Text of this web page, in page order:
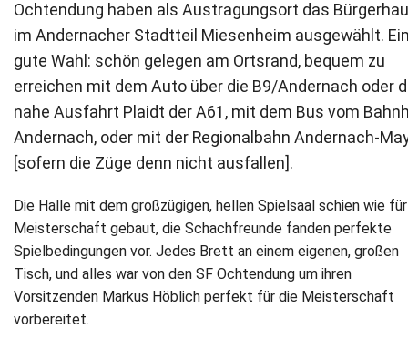
Ochtendung haben als Austragungsort das
im Andernacher Stadtteil Miesenheim ausgewählt.
gute Wahl: schön gelegen am Ortsrand, bequem zu
erreichen mit dem Auto über die B9/Andernach oder
nahe Ausfahrt Plaidt der A61, mit dem Bus vom
Andernach, oder mit der Regionalbahn Andernach-
[sofern die Züge denn nicht ausfallen].
Die Halle mit dem großzügigen, hellen Spielsaal schien wie
Meisterschaft gebaut, die Schachfreunde fanden perfekte
Spielbedingungen vor. Jedes Brett an einem eigenen, großen
Tisch, und alles war von den SF Ochtendung um ihren
Vorsitzenden Markus Höblich perfekt für die Meisterschaft
vorbereitet.